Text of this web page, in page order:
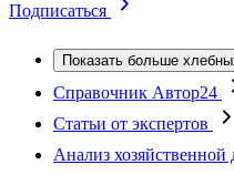
Подписаться
Показать больше
Справочник Автор24
Статьи от экспертов
Анализ хозяйственной